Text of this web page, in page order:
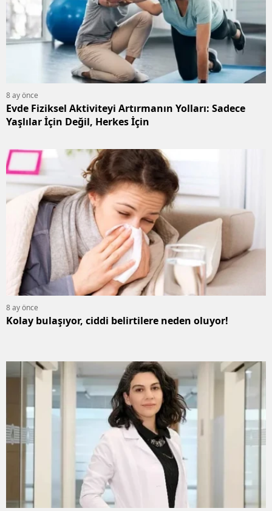
8 ay önce
Evde Fiziksel Aktiviteyi Artırmanın Yolları: Sadece
Yaşlılar İçin Değil, Herkes İçin
8 ay önce
Kolay bulaşıyor, ciddi belirtilere neden oluyor!